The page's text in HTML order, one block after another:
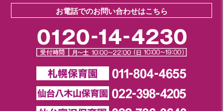
お電話でのお問い合わせはこちら